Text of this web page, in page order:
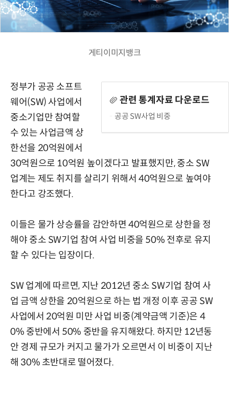
게티이미지뱅크
관련 통계자료 다운로드
공공 SW사업 비중
정부가 공공 소프트
웨어(SW) 사업에서
중소기업만 참여할
수 있는 사업금액 상
한선을 20억원에서
30억원으로 10억원 높이겠다고 발표했지만, 중소 SW
업계는 제도 취지를 살리기 위해서 40억원으로 높여야
한다고 강조했다.
이들은 물가 상승률을 감안하면 40억원으로 상한을 정
해야 중소 SW기업 참여 사업 비중을 50% 전후로 유지
할 수 있다는 입장이다.
SW 업계에 따르면, 지난 2012년 중소 SW기업 참여 사
업 금액 상한을 20억원으로 하는 법 개정 이후 공공 SW
사업에서 20억원 미만 사업 비중(계약금액 기준)은 4
0% 중반에서 50% 중반을 유지해왔다. 하지만 12년동
안 경제 규모가 커지고 물가가 오르면서 이 비중이 지난
해 30% 초반대로 떨어졌다.